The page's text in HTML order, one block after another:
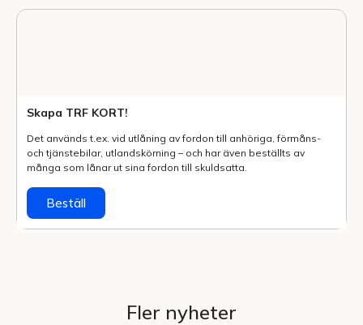
Skapa TRF KORT!
Det används t.ex. vid utlåning av fordon till anhöriga, förmåns-
och tjänstebilar, utlands­körning – och har även beställts av
många som lånar ut sina fordon till skuldsatta.
Beställ
Fler nyheter